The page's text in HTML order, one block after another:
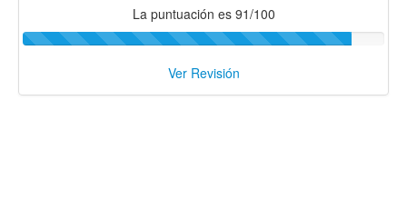
La puntuación es 91/100
Ver Revisión